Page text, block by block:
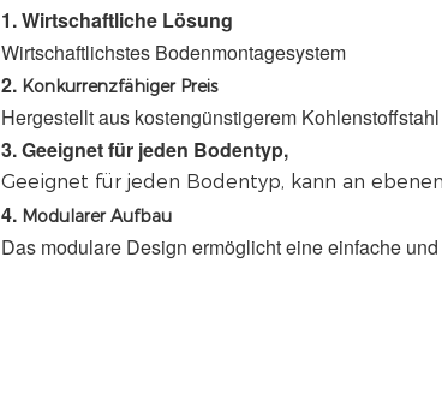
1. Wirtschaftliche Lösung
Wirtschaftlichstes Bodenmontagesystem
2. Konkurrenzfähiger Preis
Hergestellt aus kostengünstigerem
3. Geeignet für jeden Bodentyp,
Geeignet für jeden Bodentyp, kann an
4. Modularer Aufbau
Das modulare Design ermöglicht eine einfache